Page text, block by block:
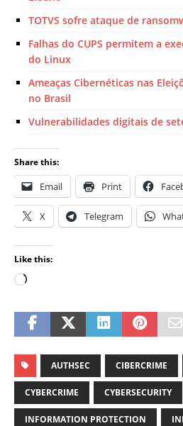
TOTVS sofre ataque de
Falhas do CUPS permitem a
do Linux
Ameaças Cibernéticas nas
no Brasil
Vulnerabilidades digitais de
Share this:
Email Print
X Telegram
Like this:
AUTHSEC CIBERCRIME
CYBERCRIME CYBERSECURITY
INFORMATION PROTECTION